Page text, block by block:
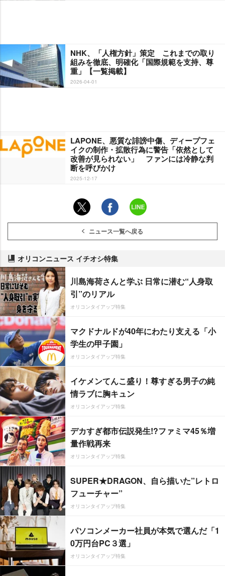
NHK、「人権方針」策定 これまでの取り
組みを徹底、明確化「国際規範を支持、尊
重」【一覧掲載】
2026-04-01
LAPONE、悪質な誹謗中傷、ディープフェ
イクの制作・拡散行為に警告「依然として
改善が見られない」 ファンには冷静な判
断を呼びかけ
2025-12-17
ニュース一覧へ戻る
オリコンニュース イチオシ特集
川島海荷さんと学ぶ 日常に潜む“人身取
引”のリアル
オリコンタイアップ特集
マクドナルドが40年にわたり支える「小
学生の甲子園」
オリコンタイアップ特集
イケメンてんこ盛り！尊すぎる男子の純
情ラブに胸キュン
オリコンタイアップ特集
デカすぎ都市伝説発生!?ファミマ45％増
量作戦再来
オリコンタイアップ特集
SUPER★DRAGON、自ら描いた”レトロ
フューチャー”
オリコンタイアップ特集
パソコンメーカー社員が本気で選んだ「1
0万円台PC３選」
オリコンタイアップ特集